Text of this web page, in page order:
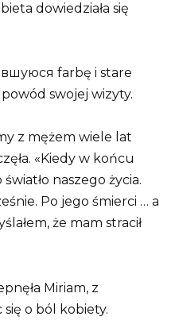
dowiedziała się
farbę i stare
swojej wizyty.
z mężem wiele lat
«Kiedy w końcu
naszego życia.
Po jego śmierci … a
że mam stracił
Miriam, z
o ból kobiety.